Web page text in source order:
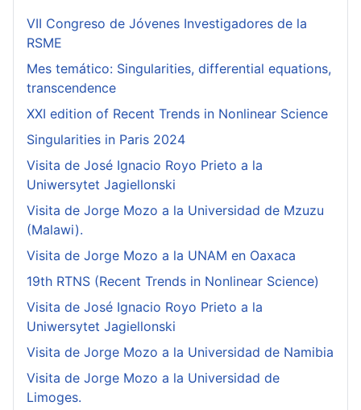
VII Congreso de Jóvenes Investigadores de la
RSME
Mes temático: Singularities, differential equations,
transcendence
XXI edition of Recent Trends in Nonlinear Science
Singularities in Paris 2024
Visita de José Ignacio Royo Prieto a la
Uniwersytet Jagiellonski
Visita de Jorge Mozo a la Universidad de Mzuzu
(Malawi).
Visita de Jorge Mozo a la UNAM en Oaxaca
19th RTNS (Recent Trends in Nonlinear Science)
Visita de José Ignacio Royo Prieto a la
Uniwersytet Jagiellonski
Visita de Jorge Mozo a la Universidad de Namibia
Visita de Jorge Mozo a la Universidad de
Limoges.